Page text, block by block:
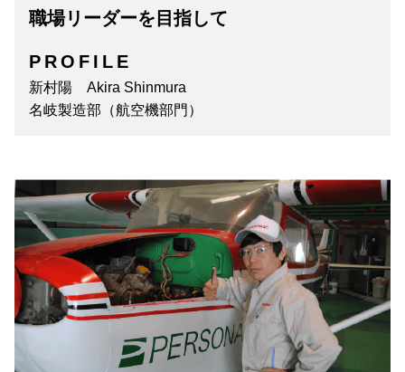
職場リーダーを目指して
PROFILE
新村陽 Akira Shinmura
名岐製造部（航空機部門）